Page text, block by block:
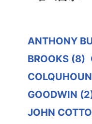
ANTHONY
BROOKS (8)
COLQUHOUN
GOODWIN
JOHN